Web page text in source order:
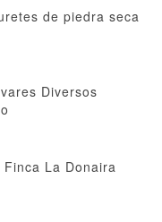
de piedra seca
Diversos
La Donaira